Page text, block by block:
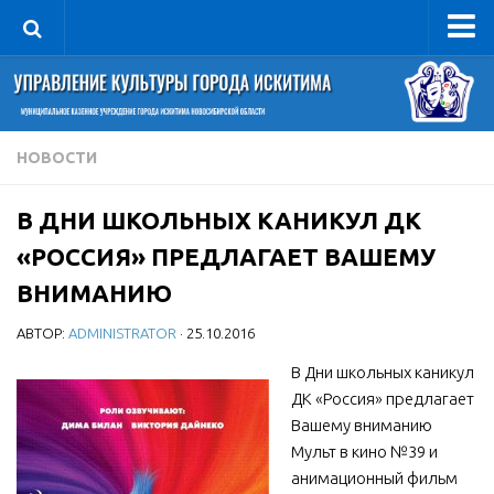
Управление
Руководитель
Сведения об организации
Книга почета культуры
Фотогалерея
Документы
Учредительные документы
Противодействие коррупции
Отчеты о деятельности
Учреждения культуры
НОВОСТИ
В ДНИ ШКОЛЬНЫХ КАНИКУЛ ДК
«РОССИЯ» ПРЕДЛАГАЕТ ВАШЕМУ
ВНИМАНИЮ
АВТОР: ADMINISTRATOR · 25.10.2016
В Дни школьных каникул
ДК «Россия» предлагает
Вашему вниманию
Мульт в кино №39 и
анимационный фильм